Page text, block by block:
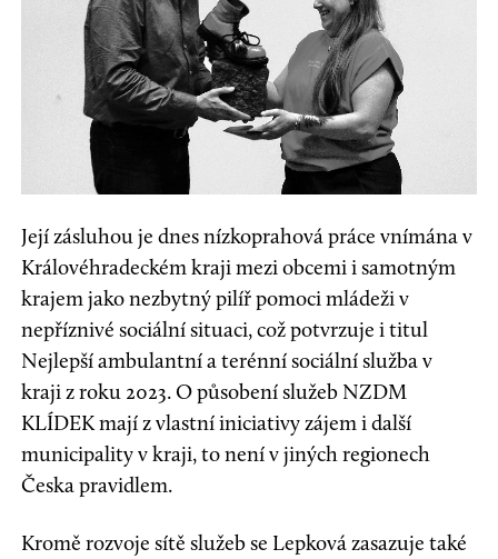
Její zásluhou je dnes nízkoprahová práce vnímána v
Královéhradeckém kraji mezi obcemi i samotným
krajem jako nezbytný pilíř pomoci mládeži v
nepříznivé sociální situaci, což potvrzuje i titul
Nejlepší ambulantní a terénní sociální služba v
kraji z roku 2023. O působení služeb NZDM
KLÍDEK mají z vlastní iniciativy zájem i další
municipality v kraji, to není v jiných regionech
Česka pravidlem.
Kromě rozvoje sítě služeb se Lepková zasazuje také